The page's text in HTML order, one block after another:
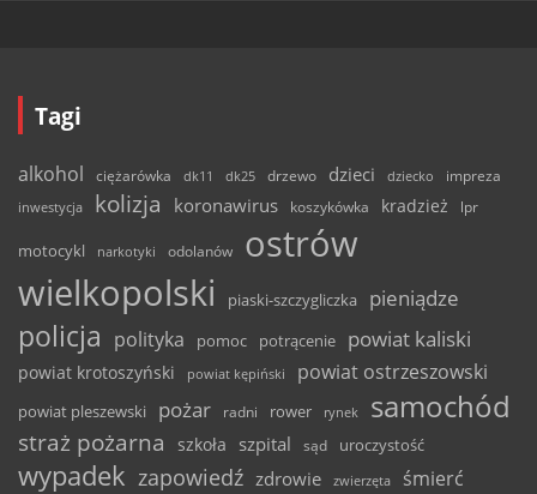
Tagi
alkohol ciężarówka dk11 dk25 drzewo dzieci dziecko
impreza
inwestycja
kolizja koronawirus koszykówka kradzież lpr
motocykl narkotyki odolanów
ostrów
wielkopolski
piaski-szczygliczka pieniądze
policja polityka pomoc potrącenie powiat kaliski
powiat krotoszyński powiat kępiński powiat ostrzeszowski
powiat pleszewski pożar radni rower rynek samochód
straż pożarna szkoła szpital sąd uroczystość
wypadek zapowiedź zdrowie zwierzęta śmierć